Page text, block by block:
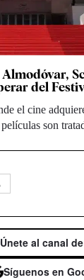
del
el cine
películas son
Únete al canal
Síguenos en